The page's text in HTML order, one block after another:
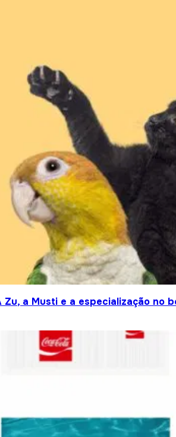
Zu, a Musti e a especialização no